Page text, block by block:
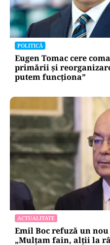
POLITICĂ
Eugen Tomac cere
primării și
putem funcționa”
ACTUALITATE
Emil Boc refuză un
„Mulțam fain, alții la